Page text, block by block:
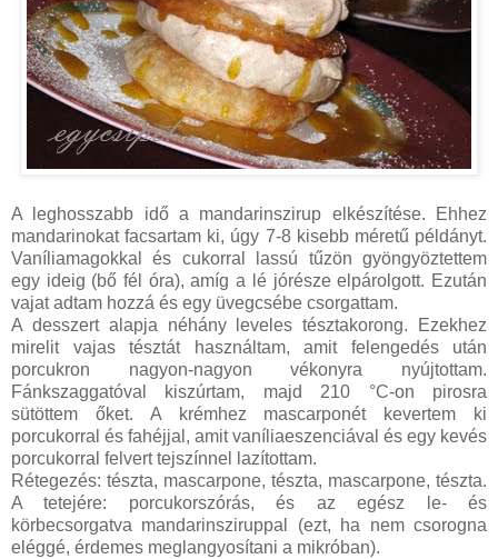
A leghosszabb idő a mandarinszirup elkészítése. Ehhez
mandarinokat facsartam ki, úgy 7-8 kisebb méretű példányt.
Vaníliamagokkal és cukorral lassú tűzön gyöngyöztettem
egy ideig (bő fél óra), amíg a lé jórésze elpárolgott. Ezután
vajat adtam hozzá és egy üvegcsébe csorgattam.
A desszert alapja néhány leveles tésztakorong. Ezekhez
mirelit vajas tésztát használtam, amit felengedés után
porcukron nagyon-nagyon vékonyra nyújtottam.
Fánkszaggatóval kiszúrtam, majd 210 °C-on pirosra
sütöttem őket. A krémhez mascarponét kevertem ki
porcukorral és fahéjjal, amit vaníliaeszenciával és egy kevés
porcukorral felvert tejszínnel lazítottam.
Rétegezés: tészta, mascarpone, tészta, mascarpone, tészta.
A tetejére: porcukorszórás, és az egész le- és
körbecsorgatva mandarinsziruppal (ezt, ha nem csorogna
eléggé, érdemes meglangyosítani a mikróban).